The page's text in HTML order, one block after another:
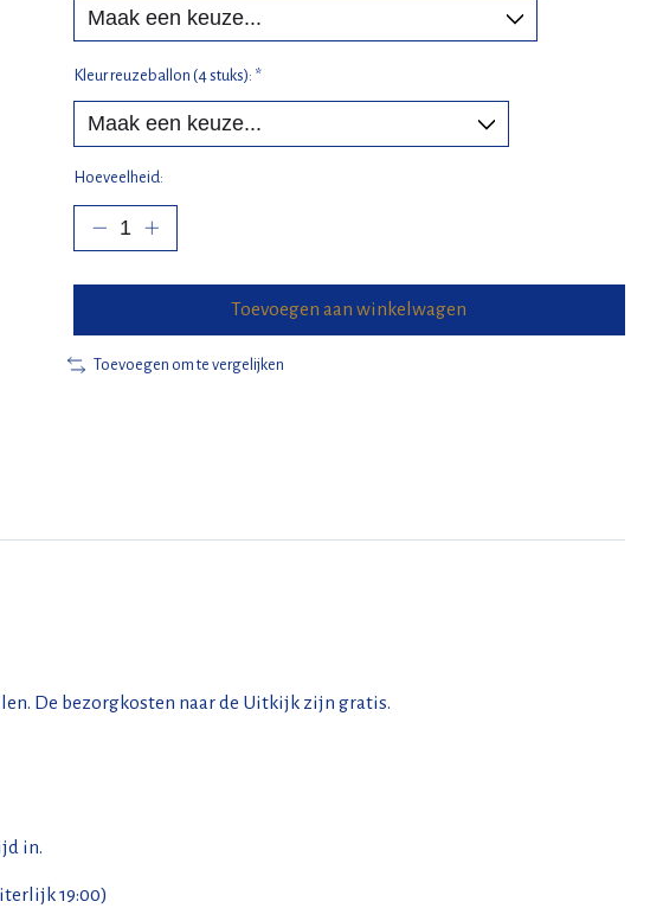
Kleur reuzeballon (4 stuks): *
Hoeveelheid:
Toevoegen aan winkelwagen
Toevoegen om te vergelijken
De bezorgkosten naar de Uitkijk zijn gratis.
in.
19:00)